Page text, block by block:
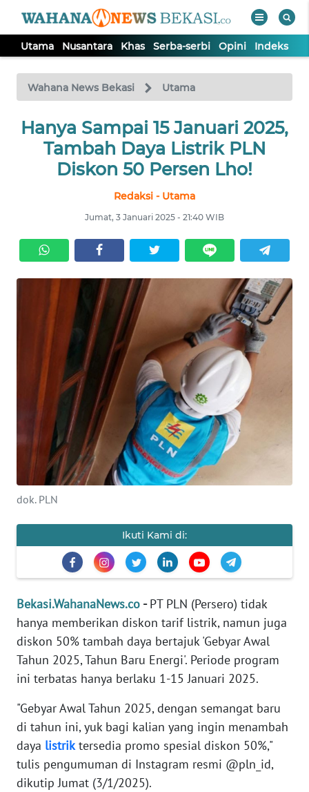
Utama Nusantara Khas Serba-serbi Opini Indeks
Wahana News Bekasi Utama
Hanya Sampai 15 Januari 2025,
Tambah Daya Listrik PLN
Diskon 50 Persen Lho!
Redaksi - Utama
Jumat, 3 Januari 2025 - 21:40 WIB
dok. PLN
Ikuti Kami di:
Bekasi.WahanaNews.co -PT PLN (Persero) tidak
hanya memberikan diskon tarif listrik, namun juga
diskon 50% tambah daya bertajuk 'Gebyar Awal
Tahun 2025, Tahun Baru Energi'. Periode program
ini terbatas hanya berlaku 1-15 Januari 2025.
"Gebyar Awal Tahun 2025, dengan semangat baru
di tahun ini, yuk bagi kalian yang ingin menambah
daya listriktersedia promo spesial diskon 50%,"
tulis pengumuman di Instagram resmi @pln_id,
dikutip Jumat (3/1/2025).
TV
Tutup
UTAMA
NUSANTARA
SERBA-
SERBI
INDEKS
BERITA
KONTAK
INFO
IKLAN
PEDOMAN
MEDIA
SIBER
REDAKSI
DISCLAIMER
Wahana
Regional